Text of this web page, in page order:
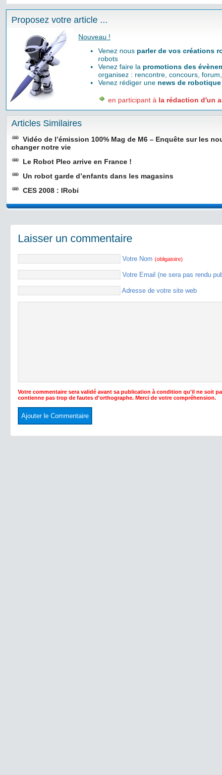
Proposez votre article ...
Nouveau !
Venez nous parler de vos créations
robots
Venez faire la promotions des
organisez : rencontre, concours,
Venez rédiger une news de robotique
en participant à la rédaction d'un
Articles Similaires
Vidéo de l’émission 100% Mag de M6 – Enquête sur les
changer notre vie
Le Robot Pleo arrive en France !
Un robot garde d’enfants dans les magasins
CES 2008 : IRobi
Laisser un commentaire
Votre Nom (obligatoire)
Votre Email (ne sera pas rendu
Adresse de votre site web
Votre commentaire sera validé avant sa publication à condition qu'il ne soit
contienne pas trop de fautes d'orthographe. Merci de votre compréhension.